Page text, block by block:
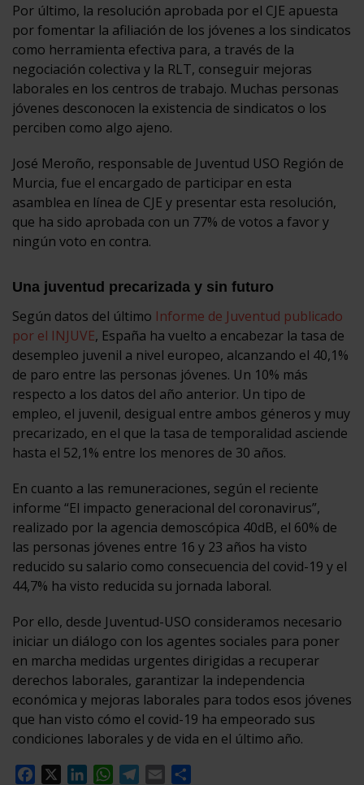
Por último, la resolución aprobada por el CJE apuesta
por fomentar la afiliación de los jóvenes a los sindicatos
como herramienta efectiva para, a través de la
negociación colectiva y la RLT, conseguir mejoras
laborales en los centros de trabajo. Muchas personas
jóvenes desconocen la existencia de sindicatos o los
perciben como algo ajeno.
José Meroño, responsable de Juventud USO Región de
Murcia, fue el encargado de participar en esta
asamblea en línea de CJE y presentar esta resolución,
que ha sido aprobada con un 77% de votos a favor y
ningún voto en contra.
Una juventud precarizada y sin futuro
Según datos del último Informe de Juventud publicado
por el INJUVE, España ha vuelto a encabezar la tasa de
desempleo juvenil a nivel europeo, alcanzando el 40,1%
de paro entre las personas jóvenes. Un 10% más
respecto a los datos del año anterior. Un tipo de
empleo, el juvenil, desigual entre ambos géneros y muy
precarizado, en el que la tasa de temporalidad asciende
hasta el 52,1% entre los menores de 30 años.
En cuanto a las remuneraciones, según el reciente
informe “El impacto generacional del coronavirus”,
realizado por la agencia demoscópica 40dB, el 60% de
las personas jóvenes entre 16 y 23 años ha visto
reducido su salario como consecuencia del covid-19 y el
44,7% ha visto reducida su jornada laboral.
Por ello, desde Juventud-USO consideramos necesario
iniciar un diálogo con los agentes sociales para poner
en marcha medidas urgentes dirigidas a recuperar
derechos laborales, garantizar la independencia
económica y mejoras laborales para todos esos jóvenes
que han visto cómo el covid-19 ha empeorado sus
condiciones laborales y de vida en el último año.
Facebook
LinkedInWhatsApp
Telegram
Email